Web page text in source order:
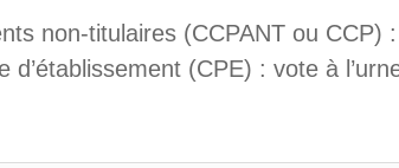
non-titulaires (CCPANT ou CCP)
d’établissement (CPE) : vote à